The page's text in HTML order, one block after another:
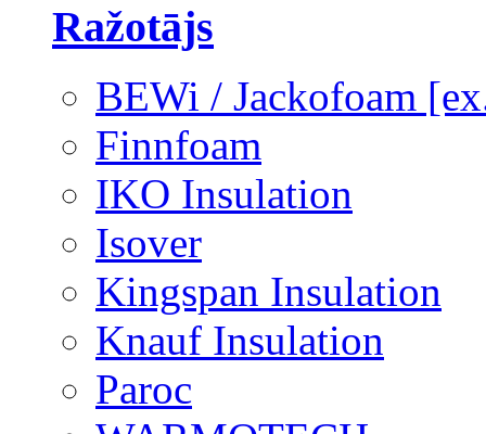
Ražotājs
BEWi / Jackofoam
Finnfoam
IKO Insulation
Isover
Kingspan Insulation
Knauf Insulation
Paroc